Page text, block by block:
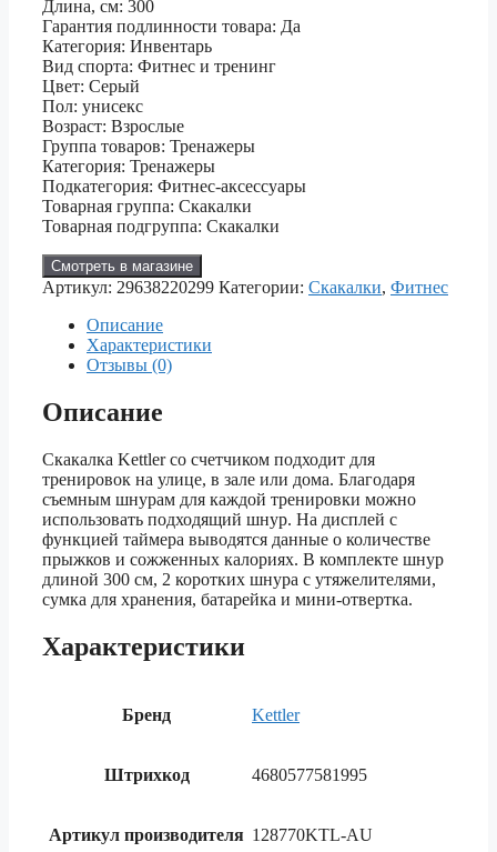
Длина, см: 300
Гарантия подлинности товара: Да
Категория: Инвентарь
Вид спорта: Фитнес и тренинг
Цвет: Серый
Пол: унисекс
Возраст: Взрослые
Группа товаров: Тренажеры
Категория: Тренажеры
Подкатегория: Фитнес-аксессуары
Товарная группа: Скакалки
Товарная подгруппа: Скакалки
Смотреть в магазине
Артикул: 29638220299 Категории: Скакалки, Фитнес
Описание
Характеристики
Отзывы (0)
Описание
Скакалка Kettler со счетчиком подходит для
тренировок на улице, в зале или дома. Благодаря
съемным шнурам для каждой тренировки можно
использовать подходящий шнур. На дисплей с
функцией таймера выводятся данные о количестве
прыжков и сожженных калориях. В комплекте шнур
длиной 300 см, 2 коротких шнура с утяжелителями,
сумка для хранения, батарейка и мини-отвертка.
Характеристики
Бренд Kettler
Штрихкод 4680577581995
Артикул производителя 128770KTL-AU